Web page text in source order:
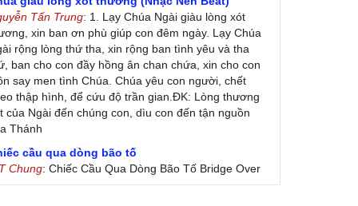
Tấn Trung: 1. Lạy Chúa Ngài giàu lòng xót
xin ban ơn phù giúp con đêm ngày. Lạy Chúa
rộng lòng thứ tha, xin rộng ban tình yêu và tha
ban cho con đầy hồng ân chan chứa, xin cho con
say men tình Chúa. Chúa yêu con người, chết
thập hình, để cứu độ trần gian.ĐK: Lòng thương
của Ngài đến chúng con, dìu con đến tận nguồn
Thánh
cầu qua dòng bão tố
Chung: Chiếc Cầu Qua Dòng Bão Tố Bridge Over
Water by Simon & Garfunkel (Released